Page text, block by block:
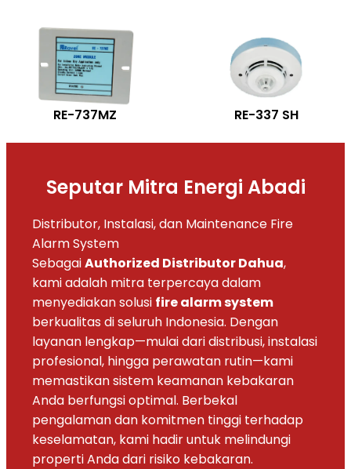
RE-737MZ RE-337 SH
Seputar Mitra Energi Abadi
Distributor, Instalasi, dan Maintenance Fire
Alarm System
SebagaiAuthorized Distributor Dahua,
kami adalah mitra terpercaya dalam
menyediakan solusi fire alarm system
berkualitas di seluruh Indonesia. Dengan
layanan lengkap—mulai dari distribusi, instalasi
profesional, hingga perawatan rutin—kami
memastikan sistem keamanan kebakaran
Anda berfungsi optimal. Berbekal
pengalaman dan komitmen tinggi terhadap
keselamatan, kami hadir untuk melindungi
properti Anda dari risiko kebakaran.